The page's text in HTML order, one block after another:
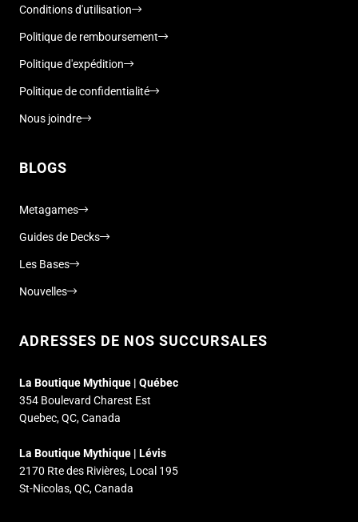
Conditions d'utilisation
Politique de remboursement
Politique d'expédition
Politique de confidentialité
Nous joindre
BLOGS
Metagames
Guides de Decks
Les Bases
Nouvelles
ADRESSES DE NOS SUCCURSALES
La Boutique Mythique | Québec
354 Boulevard Charest Est
Quebec, QC, Canada
La Boutique Mythique | Lévis
2170 Rte des Rivières, Local 195
St-Nicolas, QC, Canada